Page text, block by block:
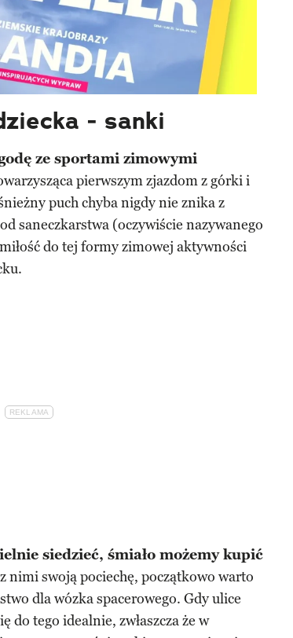
- sanki
ze sportami zimowymi
pierwszym zjazdom z górki i
puch chyba nigdy nie znika z
saneczkarstwa (oczywiście nazywanego
do tej formy zimowej aktywności
siedzieć, śmiało możemy kupić
nimi swoją pociechę, początkowo warto
dla wózka spacerowego. Gdy ulice
do tego idealnie, zwłaszcza że w